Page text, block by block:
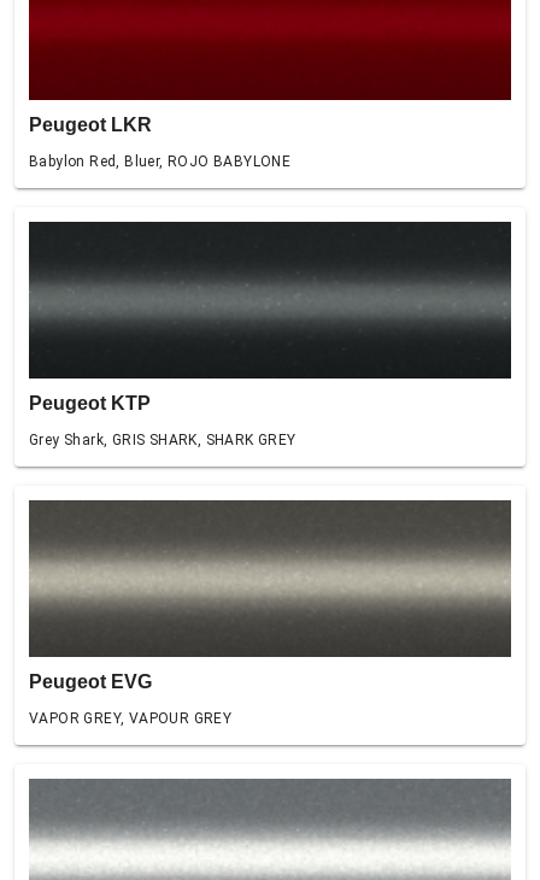
Peugeot LKR
Babylon Red, Bluer, ROJO BABYLONE
Peugeot KTP
Grey Shark, GRIS SHARK, SHARK GREY
Peugeot EVG
VAPOR GREY, VAPOUR GREY